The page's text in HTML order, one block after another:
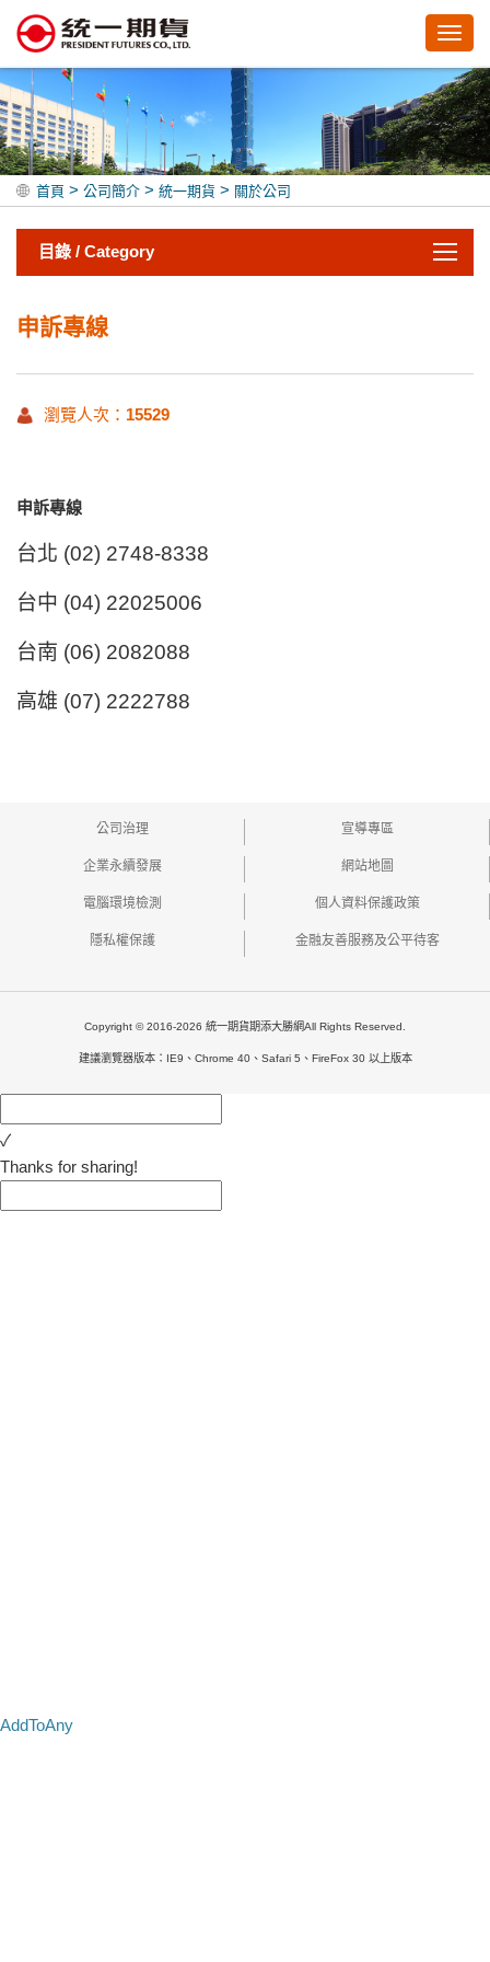
首頁 > 公司簡介 > 統一期貨 > 關於公司
目錄 / Category
申訴專線
瀏覽人次： 15529
申訴專線
台北 (02) 2748-8338
台中 (04) 22025006
台南 (06) 2082088
高雄 (07) 2222788
公司治理 宣導專區
企業永續發展 網站地圖
電腦環境檢測 個人資料保護政策
隱私權保護 金融友善服務及公平待客
Copyright © 2016-2026 統一期貨期添大勝網All Rights Reserved.
建議瀏覽器版本：IE9、Chrome 40、Safari 5、FireFox 30 以上版本
✓
Thanks for sharing!
AddToAny